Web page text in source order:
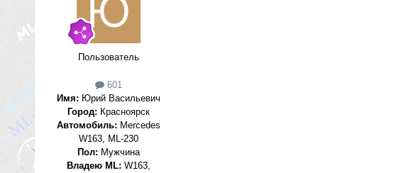
Пользователь
601
Имя: Юрий Васильевич
Город: Красноярск
Автомобиль: Mercedes
W163, ML-230
Пол: Мужчина
Владею ML: W163,